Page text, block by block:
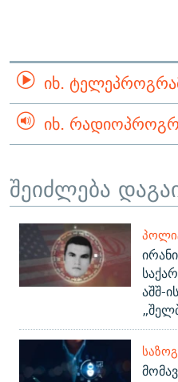
ᲘᲮ.
ᲘᲮ.
შეიძლება
აშშ-